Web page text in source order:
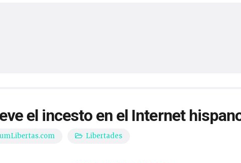
el incesto en el Internet
Libertades